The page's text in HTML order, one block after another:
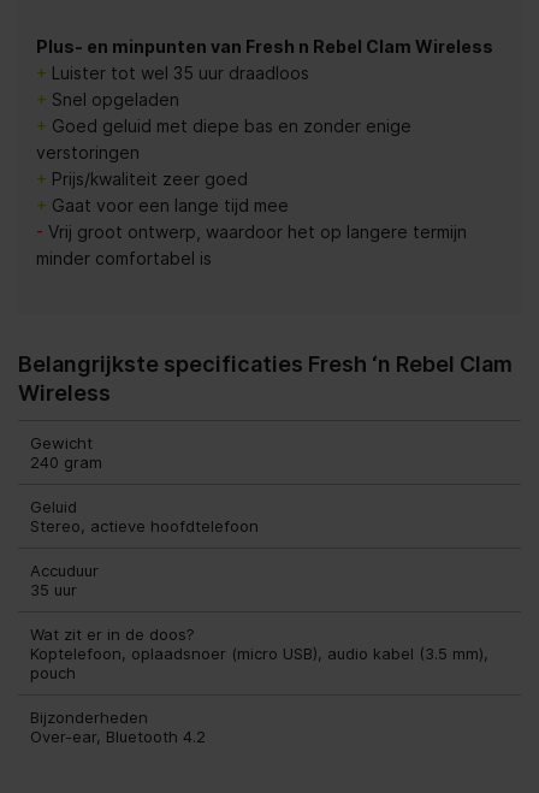
Plus- en minpunten van Fresh n Rebel Clam Wireless
+ Luister tot wel 35 uur draadloos
+ Snel opgeladen
+ Goed geluid met diepe bas en zonder enige
verstoringen
+ Prijs/kwaliteit zeer goed
+ Gaat voor een lange tijd mee
- Vrij groot ontwerp, waardoor het op langere termijn
minder comfortabel is
Belangrijkste specificaties Fresh ‘n Rebel Clam
Wireless
Gewicht
240 gram
Geluid
Stereo, actieve hoofdtelefoon
Accuduur
35 uur
Wat zit er in de doos?
Koptelefoon, oplaadsnoer (micro USB), audio kabel (3.5 mm),
pouch
Bijzonderheden
Over-ear, Bluetooth 4.2